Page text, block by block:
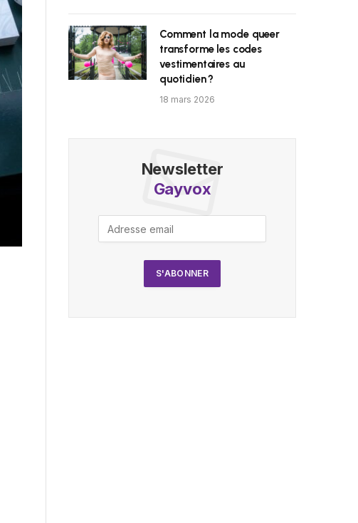
Comment la mode queer
transforme les codes
vestimentaires au
quotidien ?
18 mars 2026
Newsletter
Gayvox